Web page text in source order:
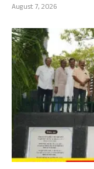
August 7, 2026